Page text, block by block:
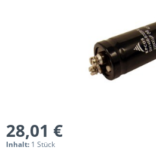
28,01 €
Inhalt: 1 Stück